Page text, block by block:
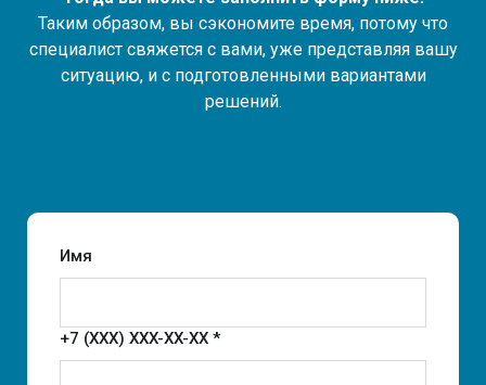
Таким образом, вы сэкономите время, потому что
специалист свяжется с вами, уже представляя вашу
ситуацию, и с подготовленными вариантами
решений.
Имя
+7 (XXX) XXX-XX-XX *